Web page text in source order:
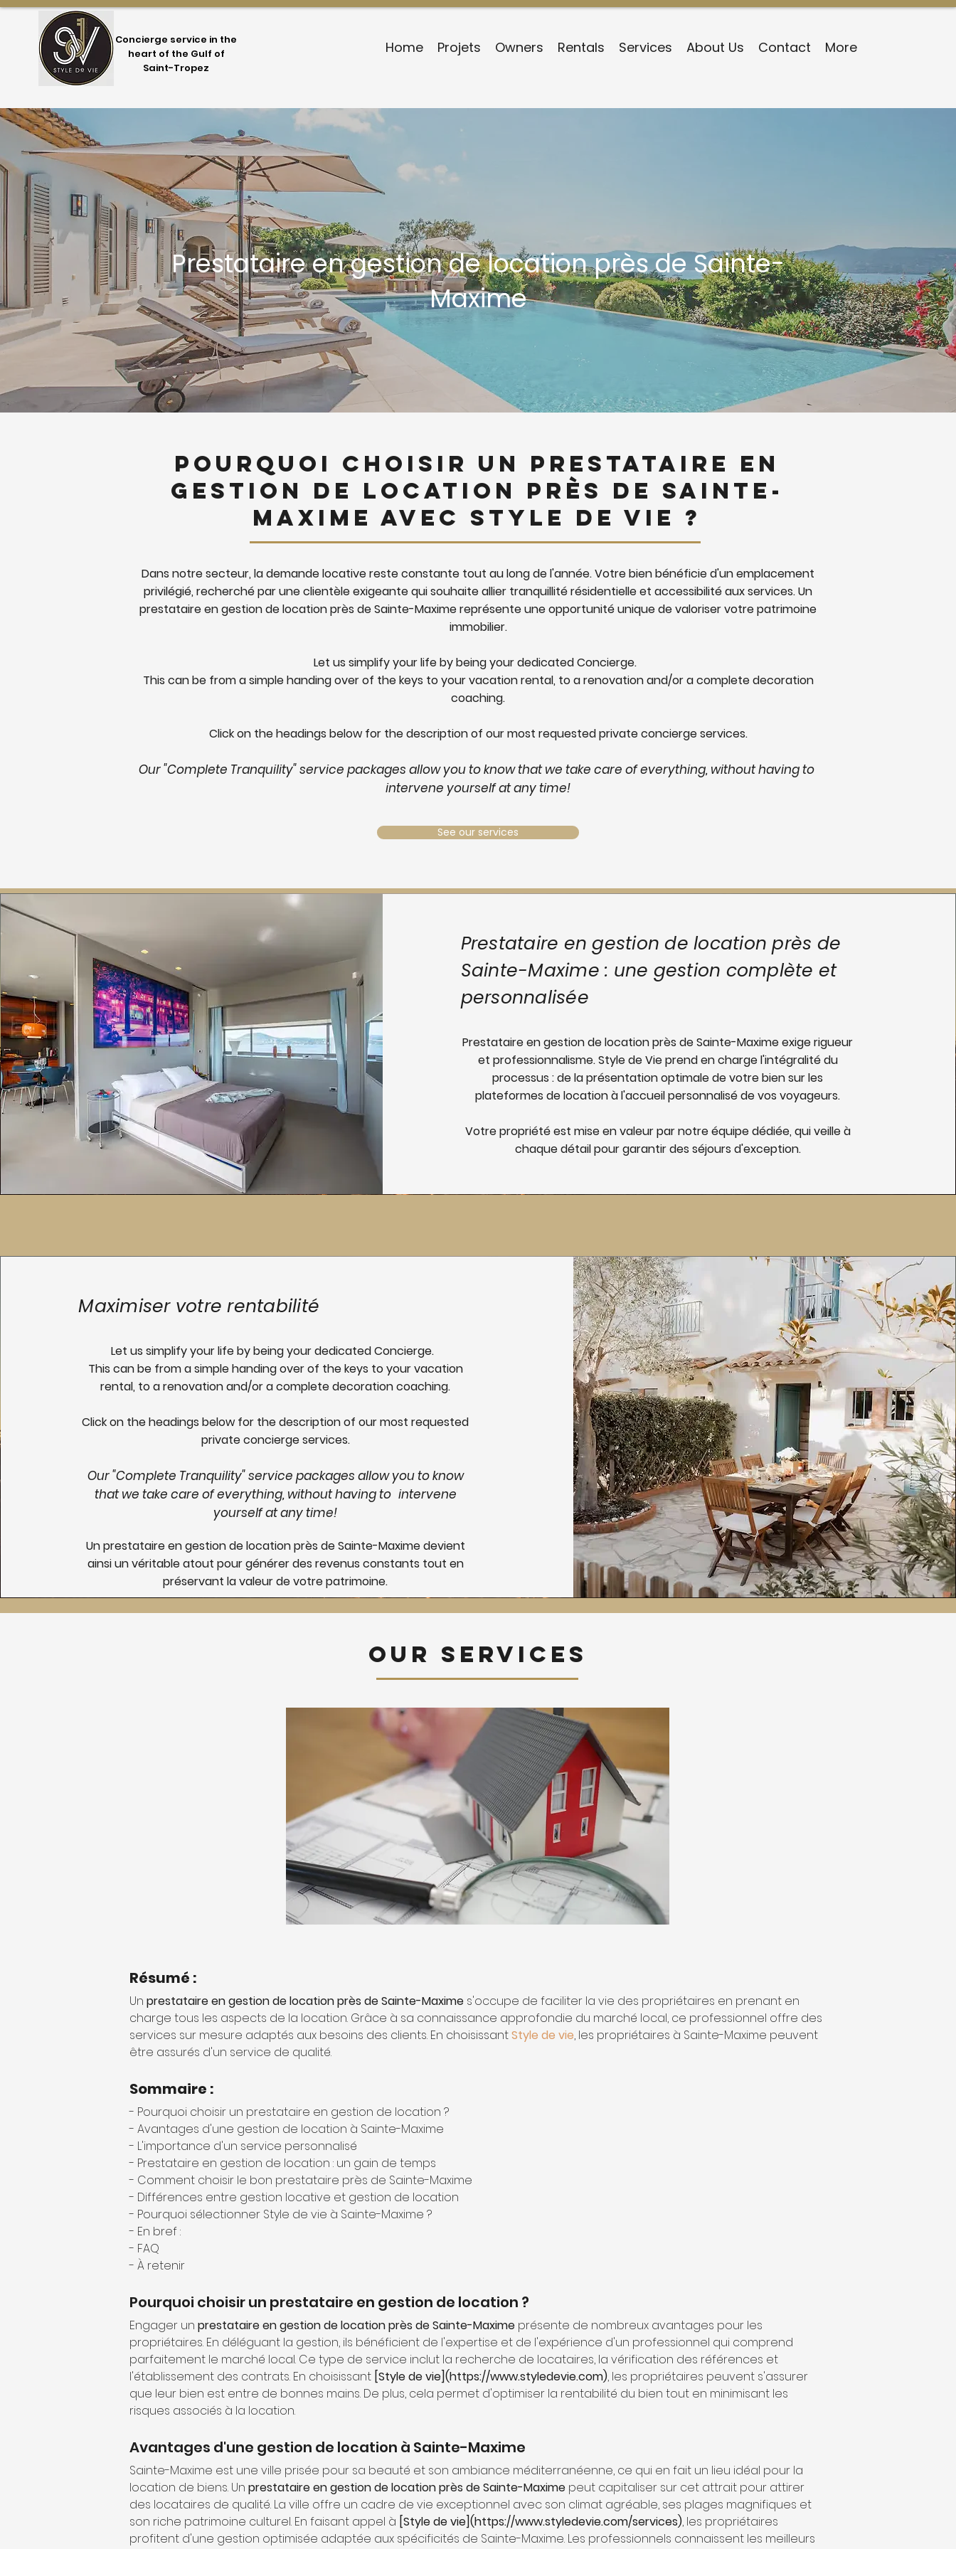
Concierge service in the
heart of the Gulf of
Saint-Tropez
Home Projets Owners Rentals Services About Us Contact More
Prestataire en gestion de location près de Sainte-
Maxime
Pourquoi choisir un prestataire en
gestion de location près de Sainte-
Maxime avec Style de Vie ?
Dans notre secteur, la demande locative reste constante tout au long de l'année. Votre bien bénéficie d'un emplacement
privilégié, recherché par une clientèle exigeante qui souhaite allier tranquillité résidentielle et accessibilité aux services. Un
prestataire en gestion de location près de Sainte-Maxime représente une opportunité unique de valoriser votre patrimoine
immobilier.
Let us simplify your life by being your dedicated Concierge.
This can be from a simple handing over of the keys to your vacation rental, to a renovation and/or a complete decoration
coaching.
Click on the headings below for the description of our most requested private concierge services.
Our "Complete Tranquility" service packages allow you to know that we take care of everything, without having to
intervene yourself at any time!
See our services
Prestataire en gestion de location près de
Sainte-Maxime : une gestion complète et
personnalisée
Prestataire en gestion de location près de Sainte-Maxime exige rigueur
et professionnalisme. Style de Vie prend en charge l'intégralité du
processus : de la présentation optimale de votre bien sur les
plateformes de location à l'accueil personnalisé de vos voyageurs.
Votre propriété est mise en valeur par notre équipe dédiée, qui veille à
chaque détail pour garantir des séjours d'exception.
Maximiser votre rentabilité
Let us simplify your life by being your dedicated Concierge.
This can be from a simple handing over of the keys to your vacation
rental, to a renovation and/or a complete decoration coaching.
Click on the headings below for the description of our most requested
private concierge services.
Our "Complete Tranquility" service packages allow you to know
that we take care of everything, without having to intervene
yourself at any time!
Un prestataire en gestion de location près de Sainte-Maxime devient
ainsi un véritable atout pour générer des revenus constants tout en
préservant la valeur de votre patrimoine.
Our services
Résumé :
Un prestataire en gestion de location près de Sainte-Maxime s'occupe de faciliter la vie des propriétaires en prenant en
charge tous les aspects de la location. Grâce à sa connaissance approfondie du marché local, ce professionnel offre des
services sur mesure adaptés aux besoins des clients. En choisissant Style de vie, les propriétaires à Sainte-Maxime peuvent
être assurés d'un service de qualité.
Sommaire :
- Pourquoi choisir un prestataire en gestion de location ?
- Avantages d'une gestion de location à Sainte-Maxime
- L'importance d'un service personnalisé
- Prestataire en gestion de location : un gain de temps
- Comment choisir le bon prestataire près de Sainte-Maxime
- Différences entre gestion locative et gestion de location
- Pourquoi sélectionner Style de vie à Sainte-Maxime ?
- En bref :
- FAQ
- À retenir
Pourquoi choisir un prestataire en gestion de location ?
Engager un prestataire en gestion de location près de Sainte-Maxime présente de nombreux avantages pour les
propriétaires. En déléguant la gestion, ils bénéficient de l'expertise et de l'expérience d'un professionnel qui comprend
parfaitement le marché local. Ce type de service inclut la recherche de locataires, la vérification des références et
l'établissement des contrats. En choisissant [Style de vie](https://www.styledevie.com), les propriétaires peuvent s'assurer
que leur bien est entre de bonnes mains. De plus, cela permet d'optimiser la rentabilité du bien tout en minimisant les
risques associés à la location.
Avantages d'une gestion de location à Sainte-Maxime
Sainte-Maxime est une ville prisée pour sa beauté et son ambiance méditerranéenne, ce qui en fait un lieu idéal pour la
location de biens. Un prestataire en gestion de location près de Sainte-Maxime peut capitaliser sur cet attrait pour attirer
des locataires de qualité. La ville offre un cadre de vie exceptionnel avec son climat agréable, ses plages magnifiques et
son riche patrimoine culturel. En faisant appel à [Style de vie](https://www.styledevie.com/services), les propriétaires
profitent d'une gestion optimisée adaptée aux spécificités de Sainte-Maxime. Les professionnels connaissent les meilleurs